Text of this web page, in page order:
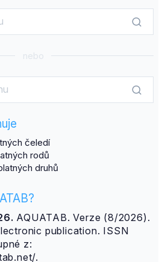
nebo
čeledí
rodů
druhů
AQUATAB. Verze (8/2026).
publication. ISSN
z:
.